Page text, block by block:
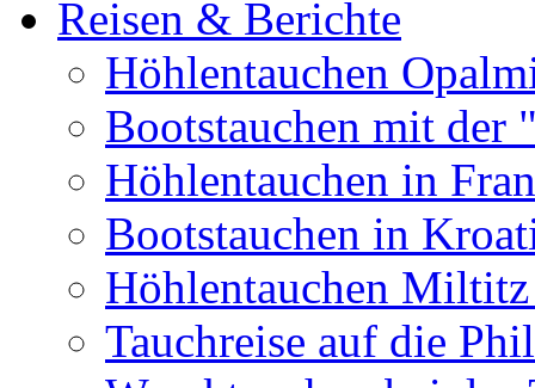
Reisen & Berichte
Höhlentauchen
Bootstauchen mit
Höhlentauchen in
Bootstauchen in
Höhlentauchen
Tauchreise auf die